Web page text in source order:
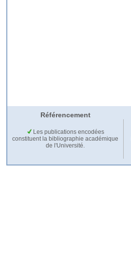
Référencement
Les publications encodées
constituent la bibliographie académique
de l'Université.